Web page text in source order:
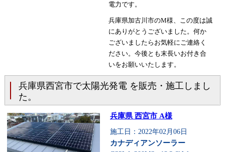
電力です。
兵庫県加古川市のM様、この度は誠
にありがとうございました。何か
ございましたらお気軽にご連絡く
ださい。今後とも末長いお付き合
いをお願いいたします。
兵庫県西宮市で太陽光発電 を販売・施工しまし
た。
兵庫県 西宮市 A様
施工日：2022年02月06日
カナディアンソーラー